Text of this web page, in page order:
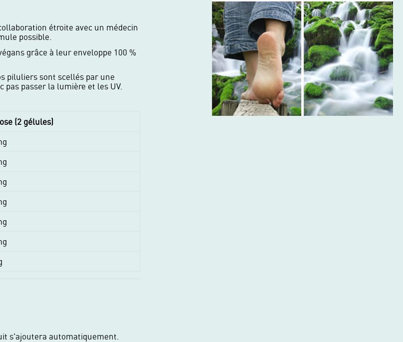
étroite avec un médecin
possible.
grâce à leur enveloppe 100 %
piluliers sont scellés par une
passer la lumière et les UV.
(2 gélules)
s'ajoutera automatiquement.